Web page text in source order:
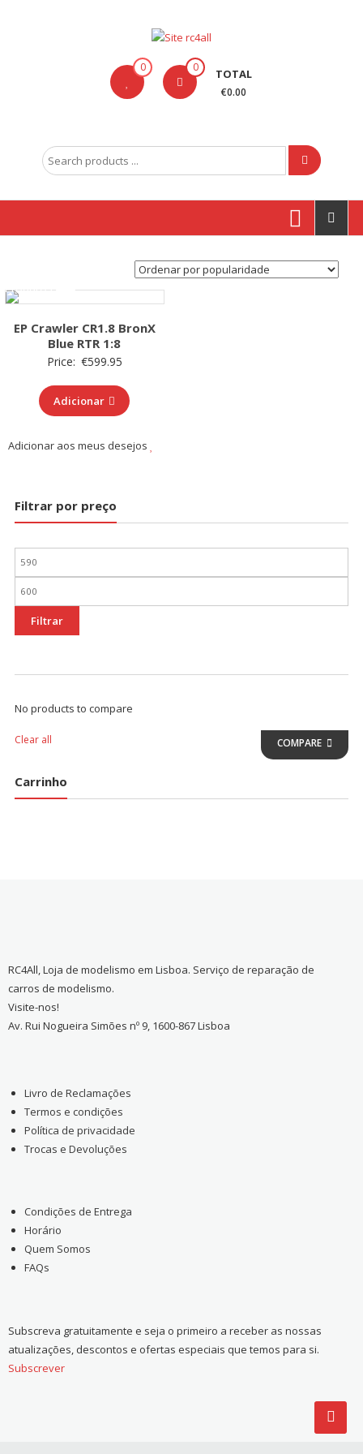
Produtos
Carson
outras
0 0 TOTAL
€0.00
Search
for:
EP Crawler CR1.8 BronX
Blue RTR 1:8
Price: €599.95
Adicionar
Adicionar aos meus desejos
Filtrar por preço
Preço
mínimo
Preço
máximo
Filtrar
No products to compare
Clear all COMPARE
Carrinho
RC4All, Loja de modelismo em Lisboa. Serviço de reparação de
carros de modelismo.
Visite-nos!
Av. Rui Nogueira Simões nº 9, 1600-867 Lisboa
Livro de Reclamações
Termos e condições
Política de privacidade
Trocas e Devoluções
Condições de Entrega
Horário
Quem Somos
FAQs
Subscreva gratuitamente e seja o primeiro a receber as nossas
atualizações, descontos e ofertas especiais que temos para si.
Subscrever